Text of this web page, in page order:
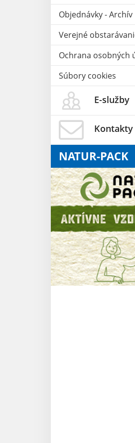
Objednávky - Archív
Verejné
Ochrana osobných
Súbory cookies
E-služby
Kontakty
NATUR-PACK